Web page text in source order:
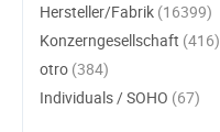
Hersteller/Fabrik (16399)
Konzerngesellschaft (416)
otro (384)
Individuals / SOHO (67)